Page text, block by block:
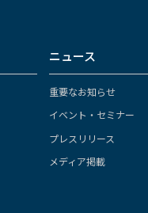
ニュース
重要なお知らせ
イベント・セミナー
プレスリリース
メディア掲載